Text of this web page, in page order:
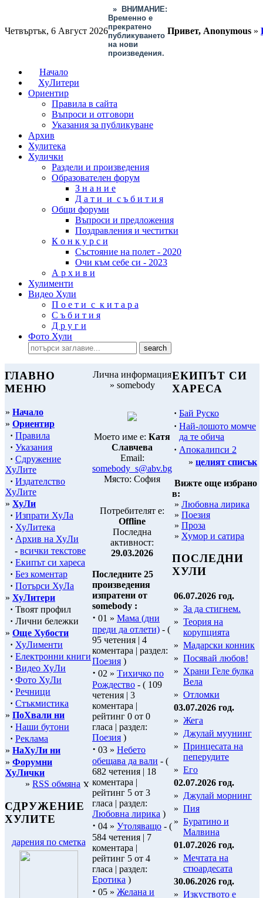
Четвъртък, 6 Август 2026
»
ВНИМАНИЕ:
Временно е
прекратено
публикуването
на нови
произведения.
Привет, Anonymous »
Начало
ХуЛитери
Ориентир
Правила в сайта
Въпроси и отговори
Указания за публикуване
Архив
Хулитека
Хулички
Раздели и произведения
Образователен форум
З н а н и е
Д а т и и с ъ б и т и я
Общи форуми
Въпроси и предложения
Поздравления и честитки
К о н к у р с и
Състояние на полет - 2020
Очи към себе си - 2023
А р х и в и
Хулименти
Видео Хули
П о е т и с к и т а р а
С ъ б и т и я
Д р у г и
Фото Хули
ГЛАВНО
МЕНЮ
» Начало
» Ориентир
· Правила
· Указания
· Сдружение
ХуЛите
· Издателство
ХуЛите
» ХуЛи
· Изпрати ХуЛа
· ХуЛитека
· Архив на ХуЛи
- всички текстове
· Екипът си хареса
· Без коментар
· Потърси ХуЛа
» ХуЛитери
· Твоят профил
· Лични бележки
» Още Хубости
· ХуЛименти
· Електронни книги
· Видео ХуЛи
· Фото ХуЛи
· Речници
· Стъкмистика
» ПоХвали ни
· Наши бутони
· Реклама
» НаХуЛи ни
» Форумни
ХуЛички
» RSS обмяна
СДРУЖЕНИЕ
ХУЛИТЕ
дарения по сметка
Лична информация
» somebody
Моето име е: Катя
Славчева
Email:
somebody_s@abv.bg
Място: София
Потребителят е:
Offline
Последна
активност:
29.03.2026
Последните 25
произведения
изпратени от
somebody :
· 01 » Мама (дни
преди да отлети) - (
95 четения | 4
коментара | раздел:
Поезия )
· 02 » Тихичко по
Рождество - ( 109
четения | 3
коментара |
рейтинг 0 от 0
гласа | раздел:
Поезия )
· 03 » Небето
обещава да вали - (
682 четения | 18
коментара |
рейтинг 5 от 3
гласа | раздел:
Любовна лирика )
· 04 » Утоляващо - (
584 четения | 7
коментара |
рейтинг 5 от 4
гласа | раздел:
Еротика )
· 05 » Желана и
ЕКИПЪТ СИ
ХАРЕСА
· Бай Руско
· Най-лошото момче
да те обича
· Апокалипси 2
» целият списък
Вижте още избрано
в:
» Любовна лирика
» Поезия
» Проза
» Хумор и сатира
ПОСЛЕДНИ
ХУЛИ
06.07.2026 год.
» За да стигнем.
» Теория на
корупцията
» Мадарски конник
» Посявай любов!
» Храни Геле булка
Вела
» Отломки
03.07.2026 год.
» Жега
» Джулай муунинг
» Принцесата на
пеперудите
» Его
02.07.2026 год.
» Джулай морнинг
» Пия
» Буратино и
Малвина
01.07.2026 год.
» Мечтата на
стюардесата
30.06.2026 год.
» Изкуството е